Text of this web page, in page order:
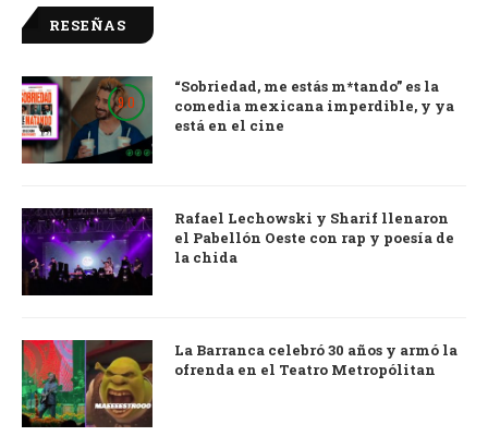
RESEÑAS
9.0
“Sobriedad, me estás m*tando” es la
comedia mexicana imperdible, y ya
está en el cine
Rafael Lechowski y Sharif llenaron
el Pabellón Oeste con rap y poesía de
la chida
La Barranca celebró 30 años y armó la
ofrenda en el Teatro Metropólitan